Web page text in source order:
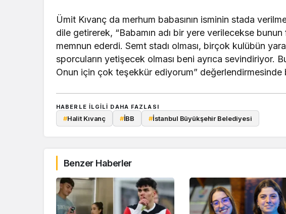
Ümit Kıvanç da merhum babasının isminin stada
dile getirerek, “Babamın adı bir yere verilecekse
memnun ederdi. Semt stadı olması, birçok kulübün
sporcuların yetişecek olması beni ayrıca sevindiriyor.
Onun için çok teşekkür ediyorum” değerlendirmesinde
HABERLE ILGILI DAHA FAZLASI
#Halit Kıvanç #İBB #İstanbul Büyükşehir Belediyesi
Benzer Haberler